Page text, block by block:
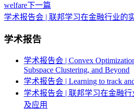
welfare下一篇
学术报告会 | 联邦学习在金融行业的
学术报告
学术报告会 | Convex
Subspace Clustering, and Beyond
学术报告会 | Learning to track
学术报告会 | 联邦学习在金融
及应用